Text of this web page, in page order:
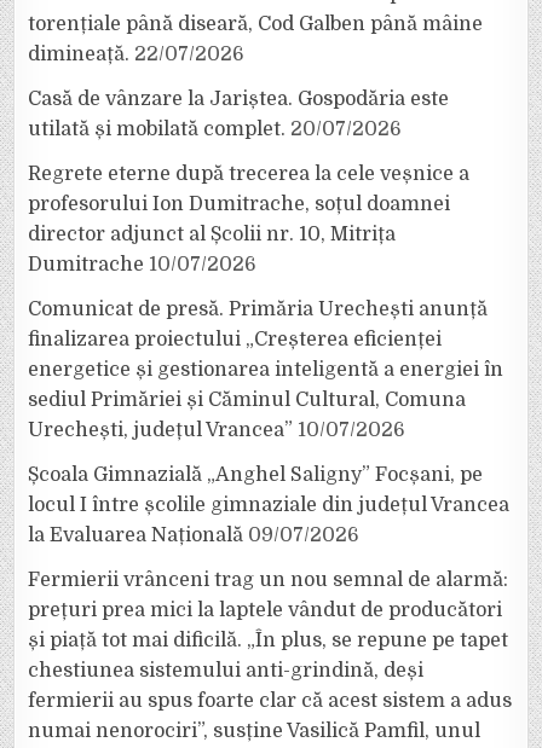
torențiale până diseară, Cod Galben până mâine
dimineață. 22/07/2026
Casă de vânzare la Jariștea. Gospodăria este
utilată și mobilată complet. 20/07/2026
Regrete eterne după trecerea la cele veșnice a
profesorului Ion Dumitrache, soțul doamnei
director adjunct al Școlii nr. 10, Mitrița
Dumitrache 10/07/2026
Comunicat de presă. Primăria Urechești anunță
finalizarea proiectului „Creșterea eficienței
energetice și gestionarea inteligentă a energiei în
sediul Primăriei și Căminul Cultural, Comuna
Urechești, județul Vrancea” 10/07/2026
Școala Gimnazială „Anghel Saligny” Focșani, pe
locul I între școlile gimnaziale din județul Vrancea
la Evaluarea Națională 09/07/2026
Fermierii vrânceni trag un nou semnal de alarmă:
prețuri prea mici la laptele vândut de producători
și piață tot mai dificilă. „În plus, se repune pe tapet
chestiunea sistemului anti-grindină, deși
fermierii au spus foarte clar că acest sistem a adus
numai nenorociri”, susține Vasilică Pamfil, unul